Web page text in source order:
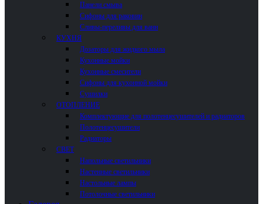
Панели смыва
Сифоны для раковин
Сливы-переливы для ванн
КУХНЯ
Дозаторы для жидкого мыла
Кухонные мойки
Кухонные смесители
Сифоны для кухонной мойки
Сушилки
ОТОПЛЕНИЕ
Комплектующие для полотенцесушителей и радиаторов
Полотенцесушители
Радиаторы
СВЕТ
Напольные светильники
Настенные светильники
Настольные лампы
Потолочные светильники